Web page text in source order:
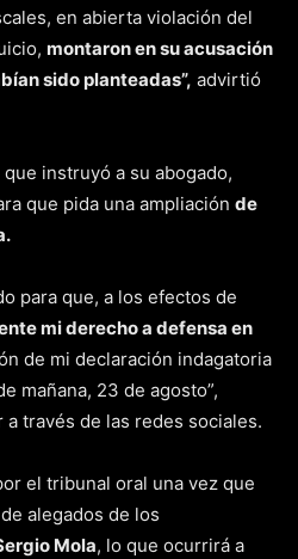
en abierta violación del
montaron en su acusación
sido planteadas”, advirtió
instruyó a su abogado,
que pida una ampliación de
para que, a los efectos de
mi derecho a defensa en
de mi declaración indagatoria
mañana, 23 de agosto”,
través de las redes sociales.
el tribunal oral una vez que
alegados de los
Mola, lo que ocurrirá a